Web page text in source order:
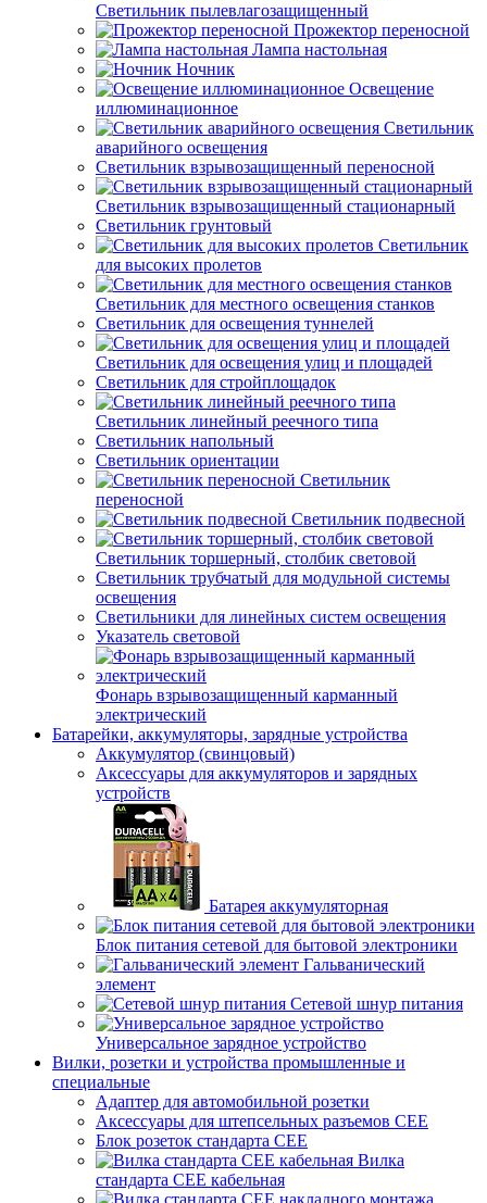
Светильник пылевлагозащищенный
Прожектор переносной
Лампа настольная
Ночник
Освещение
иллюминационное
Светильник
аварийного освещения
Светильник взрывозащищенный переносной
Светильник взрывозащищенный стационарный
Светильник грунтовый
Светильник
для высоких пролетов
Светильник для местного освещения станков
Светильник для освещения туннелей
Светильник для освещения улиц и площадей
Светильник для стройплощадок
Светильник линейный реечного типа
Светильник напольный
Светильник ориентации
Светильник
переносной
Светильник подвесной
Светильник торшерный, столбик световой
Светильник трубчатый для модульной системы
освещения
Светильники для линейных систем освещения
Указатель световой
Фонарь взрывозащищенный карманный
электрический
Батарейки, аккумуляторы, зарядные устройства
Аккумулятор (свинцовый)
Аксессуары для аккумуляторов и зарядных
устройств
Батарея аккумуляторная
Блок питания сетевой для бытовой электроники
Гальванический
элемент
Сетевой шнур питания
Универсальное зарядное устройство
Вилки, розетки и устройства промышленные и
специальные
Адаптер для автомобильной розетки
Аксессуары для штепсельных разъемов CEE
Блок розеток стандарта CEE
Вилка
стандарта CEE кабельная